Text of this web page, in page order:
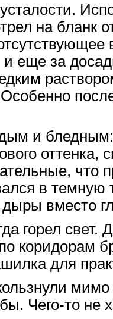
на бланк
еще за
и бледным:
что
в темную
вместо
горел
коридорам
для
Чего-то не